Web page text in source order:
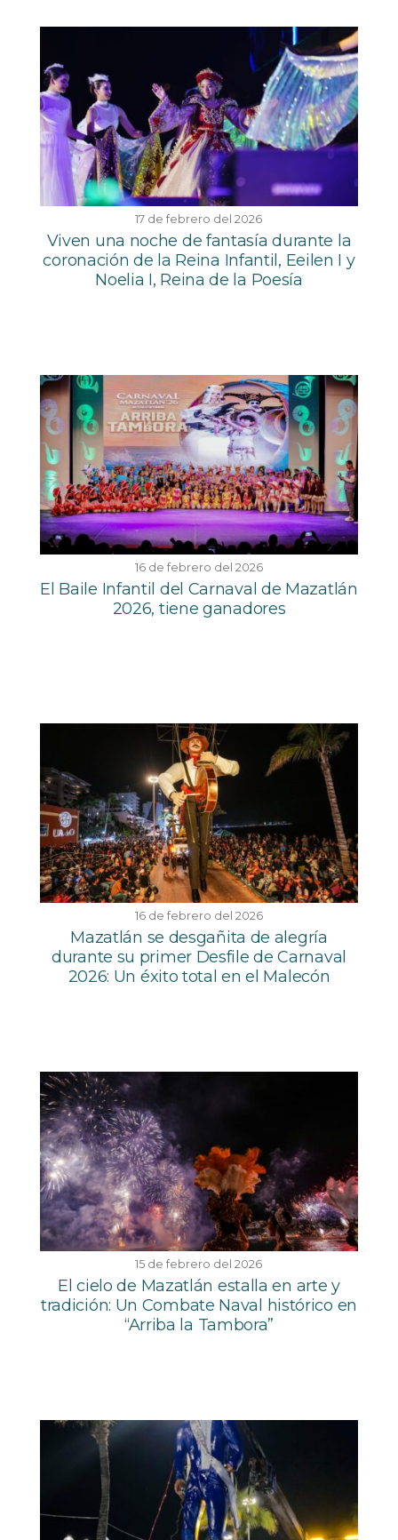
17 de febrero del 2026
Viven una noche de fantasía durante la
coronación de la Reina Infantil, Eeilen I y
Noelia I, Reina de la Poesía
16 de febrero del 2026
El Baile Infantil del Carnaval de Mazatlán
2026, tiene ganadores
16 de febrero del 2026
Mazatlán se desgañita de alegría
durante su primer Desfile de Carnaval
2026: Un éxito total en el Malecón
15 de febrero del 2026
El cielo de Mazatlán estalla en arte y
tradición: Un Combate Naval histórico en
“Arriba la Tambora”